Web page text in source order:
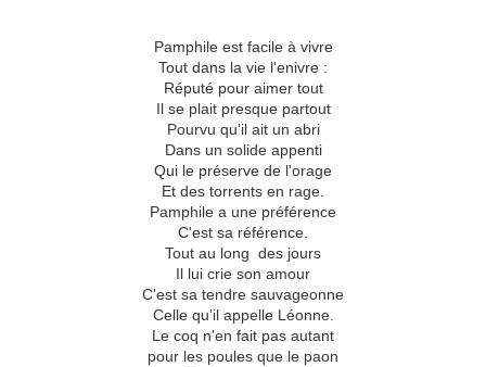
Pamphile est facile à vivre
Tout dans la vie l'enivre :
Réputé pour aimer tout
Il se plait presque partout
Pourvu qu'il ait un abri
Dans un solide appenti
Qui le préserve de l'orage
Et des torrents en rage.
Pamphile a une préférence
C'est sa référence.
Tout au long des jours
Il lui crie son amour
C'est sa tendre sauvageonne
Celle qu'il appelle Léonne.
Le coq n'en fait pas autant
pour les poules que le paon